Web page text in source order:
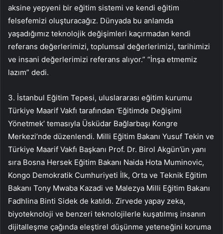
aksine yepyeni bir eğitim sistemi ve kendi eğitim
felsefemizi oluşturacağız. Dünyada bu anlamda
yaşadığımız teknolojik değişimleri kaçırmadan kendi
referans değerlerimizi, toplumsal değerlerimizi, tarihimizi
ve insani değerlerimizi referans alıyor.” “İnşa etmemiz
lazım” dedi.
3. İstanbul Eğitim Tepesi, uluslararası eğitim kurumu
Türkiye Maarif Vakfı tarafından ‘Eğitimde Değişimi
Yönetmek’ temasıyla Üsküdar Bağlarbaşı Kongre
Merkezi’nde düzenlendi. Milli Eğitim Bakanı Yusuf Tekin ve
Türkiye Maarif Vakfı Başkanı Prof. Dr. Birol Akgün’ün yanı
sıra Bosna Hersek Eğitim Bakanı Naida Hota Muminovic,
Kongo Demokratik Cumhuriyeti İlk, Orta ve Teknik Eğitim
Bakanı Tony Mwaba Kazadi ve Malezya Milli Eğitim Bakanı
Fadhlina Binti Sidek de katıldı. Zirvede yapay zeka,
biyoteknoloji ve benzeri teknolojilerle kuşatılmış insanın
dijitalleşme çağında eleştirel düşünme yeteneğini koruma